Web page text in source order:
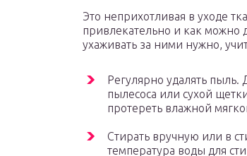
Это неприхотливая в уходе
привлекательно и как можно
ухаживать за ними нужно,
Регулярно удалять
пылесоса или сухой
протереть влажной
Стирать вручную или в
температура воды для